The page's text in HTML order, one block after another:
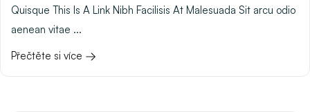
Quisque This Is A Link Nibh Facilisis At Malesuada Sit arcu odio
aenean vitae ...
Přečtěte si více